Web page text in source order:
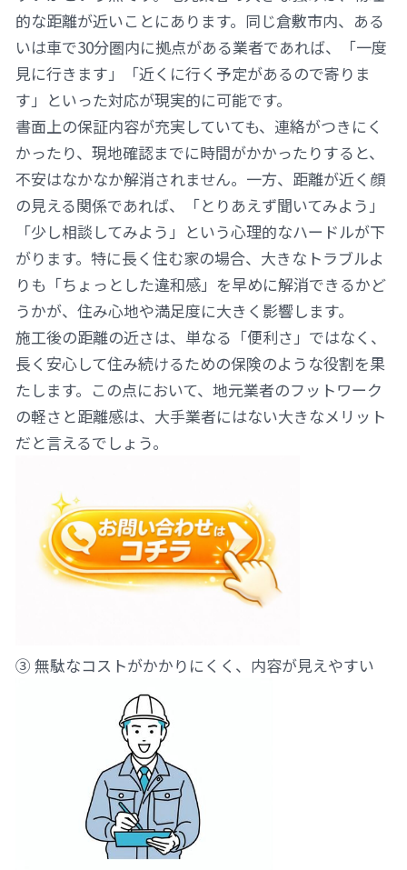
的な距離が近いことにあります。同じ倉敷市内、ある
いは車で30分圏内に拠点がある業者であれば、「一度
見に行きます」「近くに行く予定があるので寄りま
す」といった対応が現実的に可能です。
書面上の保証内容が充実していても、連絡がつきにく
かったり、現地確認までに時間がかかったりすると、
不安はなかなか解消されません。一方、距離が近く顔
の見える関係であれば、「とりあえず聞いてみよう」
「少し相談してみよう」という心理的なハードルが下
がります。特に長く住む家の場合、大きなトラブルよ
りも「ちょっとした違和感」を早めに解消できるかど
うかが、住み心地や満足度に大きく影響します。
施工後の距離の近さは、単なる「便利さ」ではなく、
長く安心して住み続けるための保険のような役割を果
たします。この点において、地元業者のフットワーク
の軽さと距離感は、大手業者にはない大きなメリット
だと言えるでしょう。
③ 無駄なコストがかかりにくく、内容が見えやすい